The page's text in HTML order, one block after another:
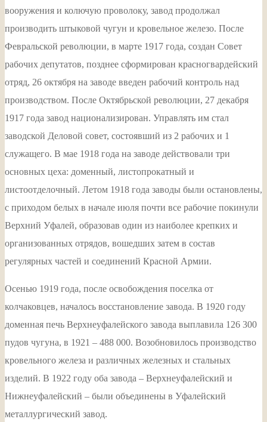
вооружения и колючую проволоку, завод продолжал
производить штыковой чугун и кровельное железо. После
Февральской революции, в марте 1917 года, создан Совет
рабочих депутатов, позднее сформирован красногвардейский
отряд, 26 октября на заводе введен рабочий контроль над
производством. После Октябрьской революции, 27 декабря
1917 года завод национализирован. Управлять им стал
заводской Деловой совет, состоявший из 2 рабочих и 1
служащего. В мае 1918 года на заводе действовали три
основных цеха: доменный, листопрокатный и
листоотделочный. Летом 1918 года заводы были остановлены,
с приходом белых в начале июля почти все рабочие покинули
Верхний Уфалей, образовав один из наиболее крепких и
организованных отрядов, вошедших затем в состав
регулярных частей и соединений Красной Армии.
Осенью 1919 года, после освобождения поселка от
колчаковцев, началось восстановление завода. В 1920 году
доменная печь Верхнеуфалейского завода выплавила 126 300
пудов чугуна, в 1921 – 488 000. Возобновилось производство
кровельного железа и различных железных и стальных
изделий. В 1922 году оба завода – Верхнеуфалейский и
Нижнеуфалейский – были объединены в Уфалейский
металлургический завод.